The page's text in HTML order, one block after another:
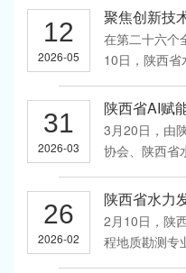
流研讨会”。
专业委员会
陕西省电力有
陕...
12
2026-05
在第二十六个
10日，陕西
流研讨会”。
专业委员会、
陕西省电力有
陕...
31
2026-03
3月20日，由
协会、陕西省
份有限公司承
公路学会协办
司、中交通力
省A...
26
2026-02
2月10日，陕
程地质勘测专